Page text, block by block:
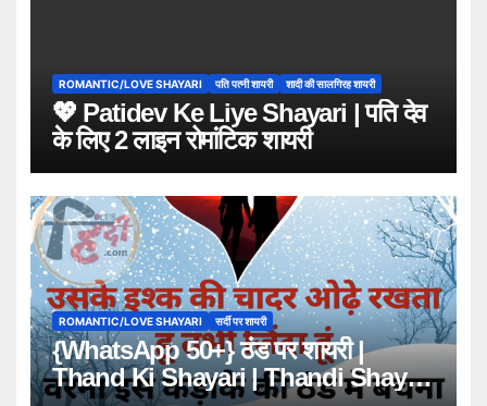
ROMANTIC/LOVE SHAYARI पति पत्नी शायरी शादी की सालगिरह शायरी
💖 Patidev Ke Liye Shayari | पति देव
के लिए 2 लाइन रोमांटिक शायरी
ROMANTIC/LOVE SHAYARI सर्दी पर शायरी
{WhatsApp 50+} ठंड पर शायरी |
Thand Ki Shayari | Thandi Shayari